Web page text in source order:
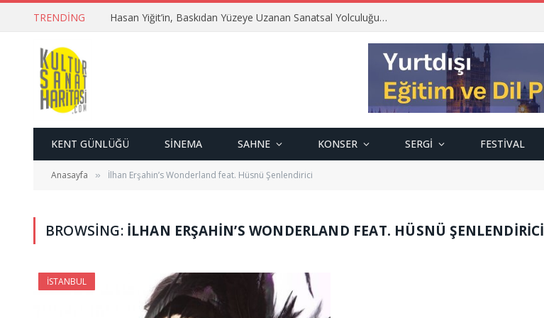
TRENDING Hasan Yiğit’in, Baskıdan Yüzeye Uzanan Sanatsal Yolculuğu…
KENT GÜNLÜĞÜ SINEMA SAHNE KONSER SERGI FESTIVAL
Anasayfa » İlhan Erşahin’s Wonderland feat. Hüsnü Şenlendirici
BROWSING: İLHAN ERŞAHIN’S WONDERLAND FEAT. HÜSNÜ ŞENLENDIRICI
İSTANBUL